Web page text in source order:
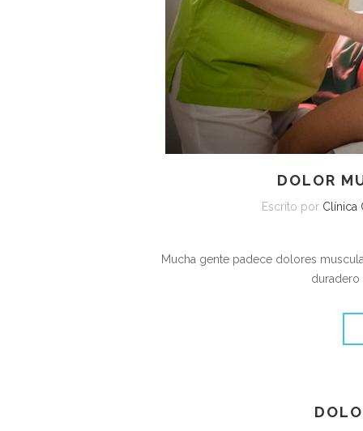
DOLOR
Escrito por Clínica
Mucha gente padece dolores
duradero